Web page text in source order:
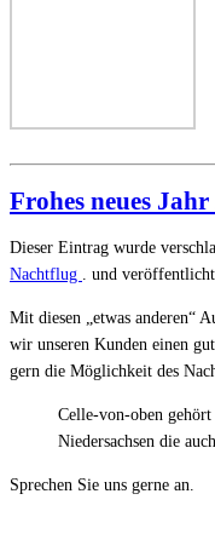
Frohes neues Jahr
Dieser Eintrag wurde
Nachtflug . und
Mit diesen „etwas anderen“
wir unseren Kunden einen
gern die Möglichkeit des
Celle-von-oben
Niedersachsen die
Sprechen Sie uns gerne an.